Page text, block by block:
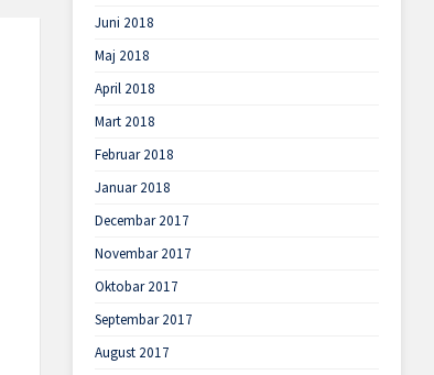
Juni 2018
Maj 2018
April 2018
Mart 2018
Februar 2018
Januar 2018
Decembar 2017
Novembar 2017
Oktobar 2017
Septembar 2017
August 2017